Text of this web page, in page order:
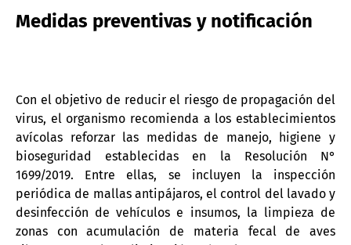
Medidas preventivas y notificación
Con el objetivo de reducir el riesgo de propagación del
virus, el organismo recomienda a los establecimientos
avícolas reforzar las medidas de manejo, higiene y
bioseguridad establecidas en la Resolución N°
1699/2019. Entre ellas, se incluyen la inspección
periódica de mallas antipájaros, el control del lavado y
desinfección de vehículos e insumos, la limpieza de
zonas con acumulación de materia fecal de aves